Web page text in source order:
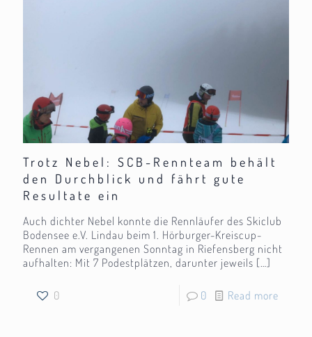
Trotz Nebel: SCB-Rennteam behält
den Durchblick und fährt gute
Resultate ein
Auch dichter Nebel konnte die Rennläufer des Skiclub
Bodensee e.V. Lindau beim 1. Hörburger-Kreiscup-
Rennen am vergangenen Sonntag in Riefensberg nicht
aufhalten: Mit 7 Podestplätzen, darunter jeweils […]
0 0 Read more